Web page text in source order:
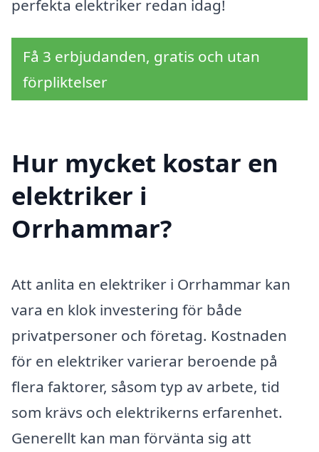
perfekta elektriker redan idag!
Få 3 erbjudanden, gratis och utan
förpliktelser
Hur mycket kostar en
elektriker i
Orrhammar?
Att anlita en elektriker i Orrhammar kan
vara en klok investering för både
privatpersoner och företag. Kostnaden
för en elektriker varierar beroende på
flera faktorer, såsom typ av arbete, tid
som krävs och elektrikerns erfarenhet.
Generellt kan man förvänta sig att